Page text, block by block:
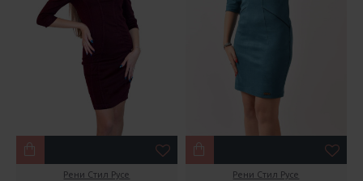
Рени Стил Русе Рени Стил Русе